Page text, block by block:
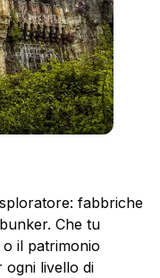
fabbriche
Che tu
il patrimonio
ogni livello di